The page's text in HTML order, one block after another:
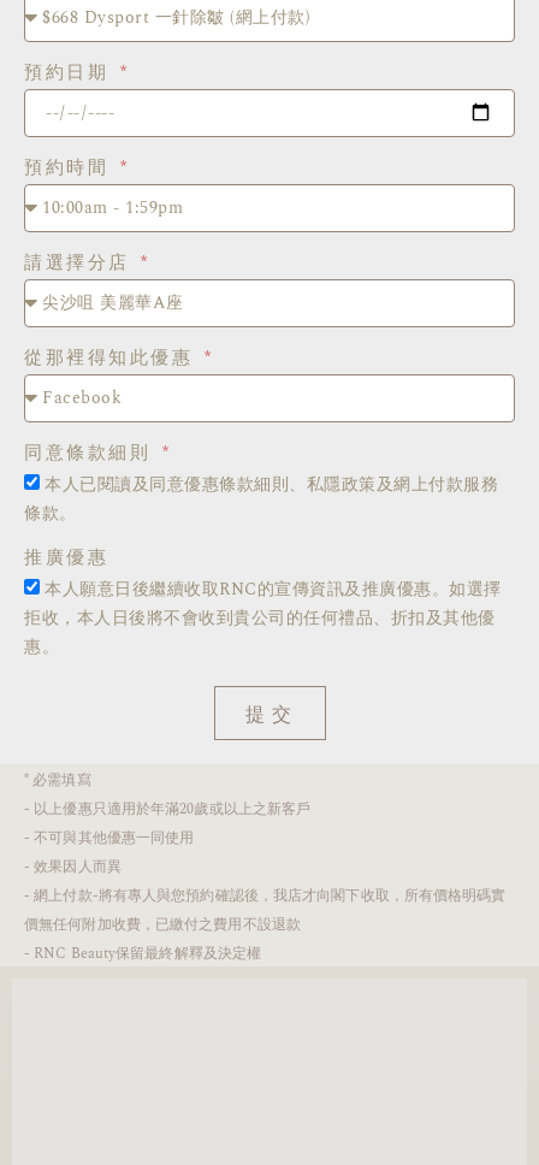
預約日期
預約時間
請選擇分店
從那裡得知此優惠
同意條款細則
本人已閱讀及同意優惠條款細則、私隱政策及網上付款服務
條款。
推廣優惠
本人願意日後繼續收取RNC的宣傳資訊及推廣優惠。如選擇
拒收，本人日後將不會收到貴公司的任何禮品、折扣及其他優
惠。
提交
* 必需填寫
- 以上優惠只適用於年滿20歲或以上之新客戶
- 不可與其他優惠一同使用
- 效果因人而異
- 網上付款-將有專人與您預約確認後，我店才向閣下收取，所有價格明碼實
價無任何附加收費，已繳付之費用不設退款
- RNC Beauty保留最終解釋及決定權